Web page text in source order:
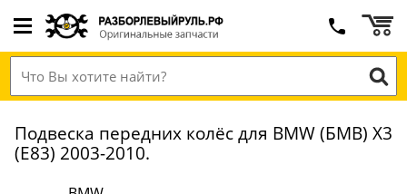
Подвеска передних колёс для BMW (БМВ) X3
(E83) 2003-2010.